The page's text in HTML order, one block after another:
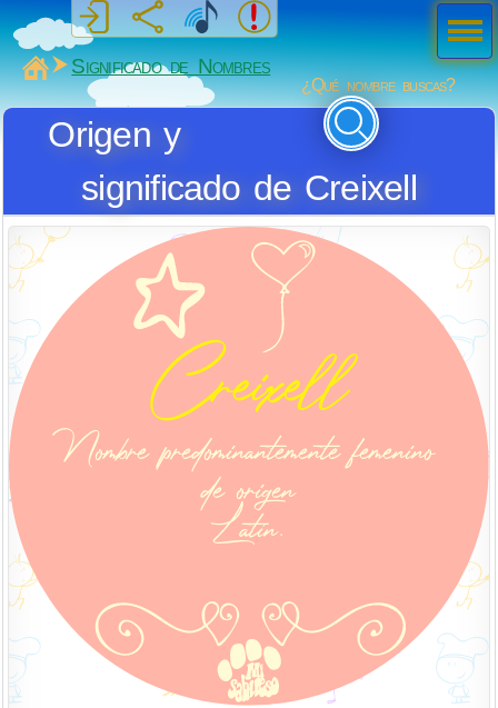
MiSabueso
Significado de Nombres
¿Qué nombre buscas?
Origen y
significado de Creixell
Men
ú